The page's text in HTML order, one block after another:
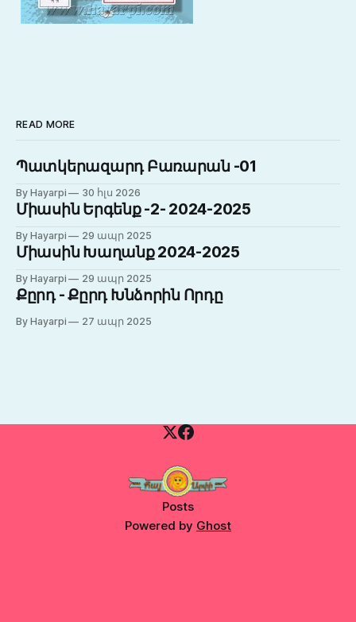
READ MORE
Պատկերազարդ Բառարան -01
By Hayarpi 30 հլս 2026
Միասին Երգենք -2- 2024-2025
By Hayarpi 29 ապր 2025
Միասին Խաղանք 2024-2025
By Hayarpi 29 ապր 2025
Քըրդ - Քըրդ Խնձորին Որդը
By Hayarpi 27 ապր 2025
Posts
Powered by Ghost